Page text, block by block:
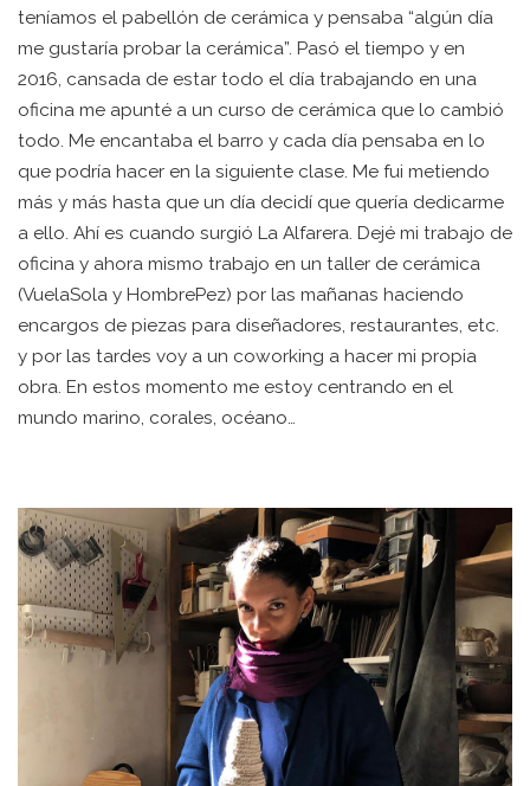
teníamos el pabellón de cerámica y pensaba “algún día
me gustaría probar la cerámica”. Pasó el tiempo y en
2016, cansada de estar todo el día trabajando en una
oficina me apunté a un curso de cerámica que lo cambió
todo. Me encantaba el barro y cada día pensaba en lo
que podría hacer en la siguiente clase. Me fui metiendo
más y más hasta que un día decidí que quería dedicarme
a ello. Ahí es cuando surgió La Alfarera. Dejé mi trabajo de
oficina y ahora mismo trabajo en un taller de cerámica
(VuelaSola y HombrePez) por las mañanas haciendo
encargos de piezas para diseñadores, restaurantes, etc.
y por las tardes voy a un coworking a hacer mi propia
obra. En estos momento me estoy centrando en el
mundo marino, corales, océano…